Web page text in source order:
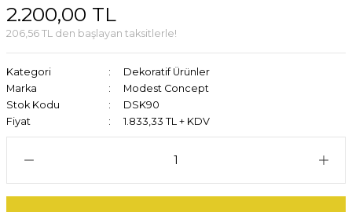
2.200,00 TL
206,56 TL den başlayan taksitlerle!
Kategori
Dekoratif Ürünler
Marka
Modest Concept
Stok Kodu
DSK90
Fiyat
1.833,33 TL + KDV